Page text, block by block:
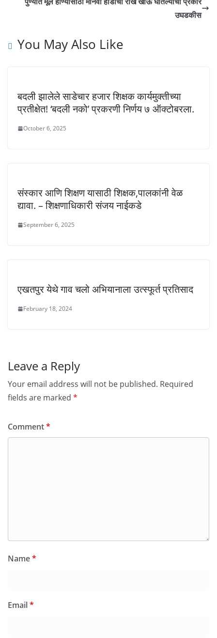
उघडकीस
You May Also Like
बदली झालेले साडेचार हजार शिक्षक कार्यमुक्तीच्या
प्रतीक्षेत! ‘बदली नको’ प्रकरणी निर्णय ७ ऑक्टोबरला.
October 6, 2025
संस्कार आणि शिक्षण यासाठी शिक्षक,पालकांनी वेळ
द्यावा. – शिक्षणाधिकारी संजय नाईकडे
September 6, 2025
एखतपुर येथे गाव चलो अभियानाला उत्स्फूर्त प्रतिसाद
February 18, 2024
Leave a Reply
Your email address will not be published. Required
fields are marked *
Comment*
Name*
Email*